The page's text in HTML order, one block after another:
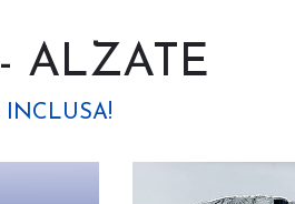
ALZATE
INCLUSA!